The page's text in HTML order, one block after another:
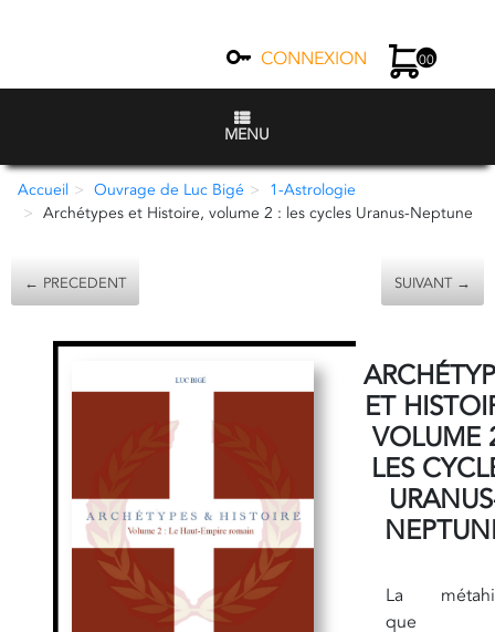
CONNEXION 00
MENU
Accueil Ouvrage de Luc Bigé
1-Astrologie
Archétypes et Histoire, volume 2 : les cycles Uranus-Neptune
← PRECEDENT SUIVANT →
ET
VOLUME
LES
La
que